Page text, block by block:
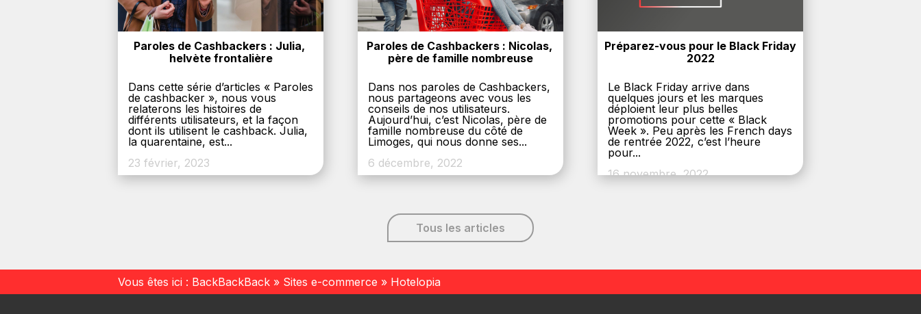
Paroles de Cashbackers : Julia,
helvète frontalière
Dans cette série d’articles « Paroles
de cashbacker », nous vous
relaterons les histoires de
différents utilisateurs, et la façon
dont ils utilisent le cashback. Julia,
la quarentaine, est...
23 février, 2023
Paroles de Cashbackers : Nicolas,
père de famille nombreuse
Dans nos paroles de Cashbackers,
nous partageons avec vous les
conseils de nos utilisateurs.
Aujourd’hui, c’est Nicolas, père de
famille nombreuse du côté de
Limoges, qui nous donne ses...
6 décembre, 2022
Préparez-vous pour le Black Friday
2022
Le Black Friday arrive dans
quelques jours et les marques
déploient leur plus belles
promotions pour cette « Black
Week ». Peu après les French days
de rentrée 2022, c’est l’heure
pour...
16 novembre, 2022
Tous les articles
Vous êtes ici : BackBackBack » Sites e-commerce » Hotelopia